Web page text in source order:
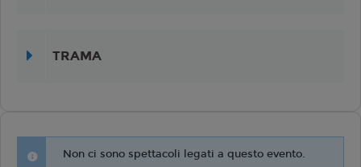
TRAMA
Non ci sono spettacoli legati a questo evento.